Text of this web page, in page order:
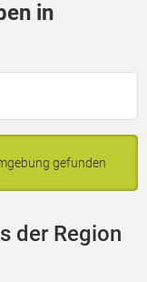
in
gefunden
der Region